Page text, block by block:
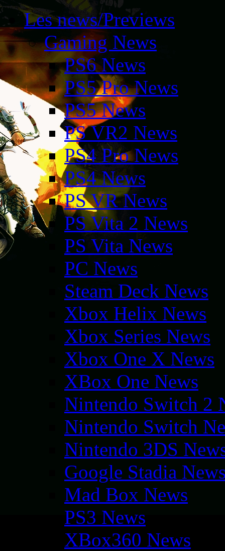
Les news/Previews
Gaming News
PS6 News
PS5 Pro News
PS5 News
PS VR2 News
PS4 Pro News
PS4 News
PS VR News
PS Vita 2 News
PS Vita News
PC News
Steam Deck News
Xbox Helix News
Xbox Series News
Xbox One X News
XBox One News
Nintendo Switch 2
Nintendo Switch
Nintendo 3DS
Google Stadia
Mad Box News
PS3 News
XBox360 News